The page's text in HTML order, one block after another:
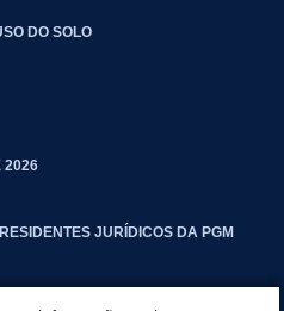
DO SOLO
2026
JURÍDICOS DA PGM